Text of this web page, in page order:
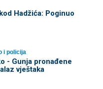
Hadžića: Poginuo
i policija
- Gunja pronađene
vještaka